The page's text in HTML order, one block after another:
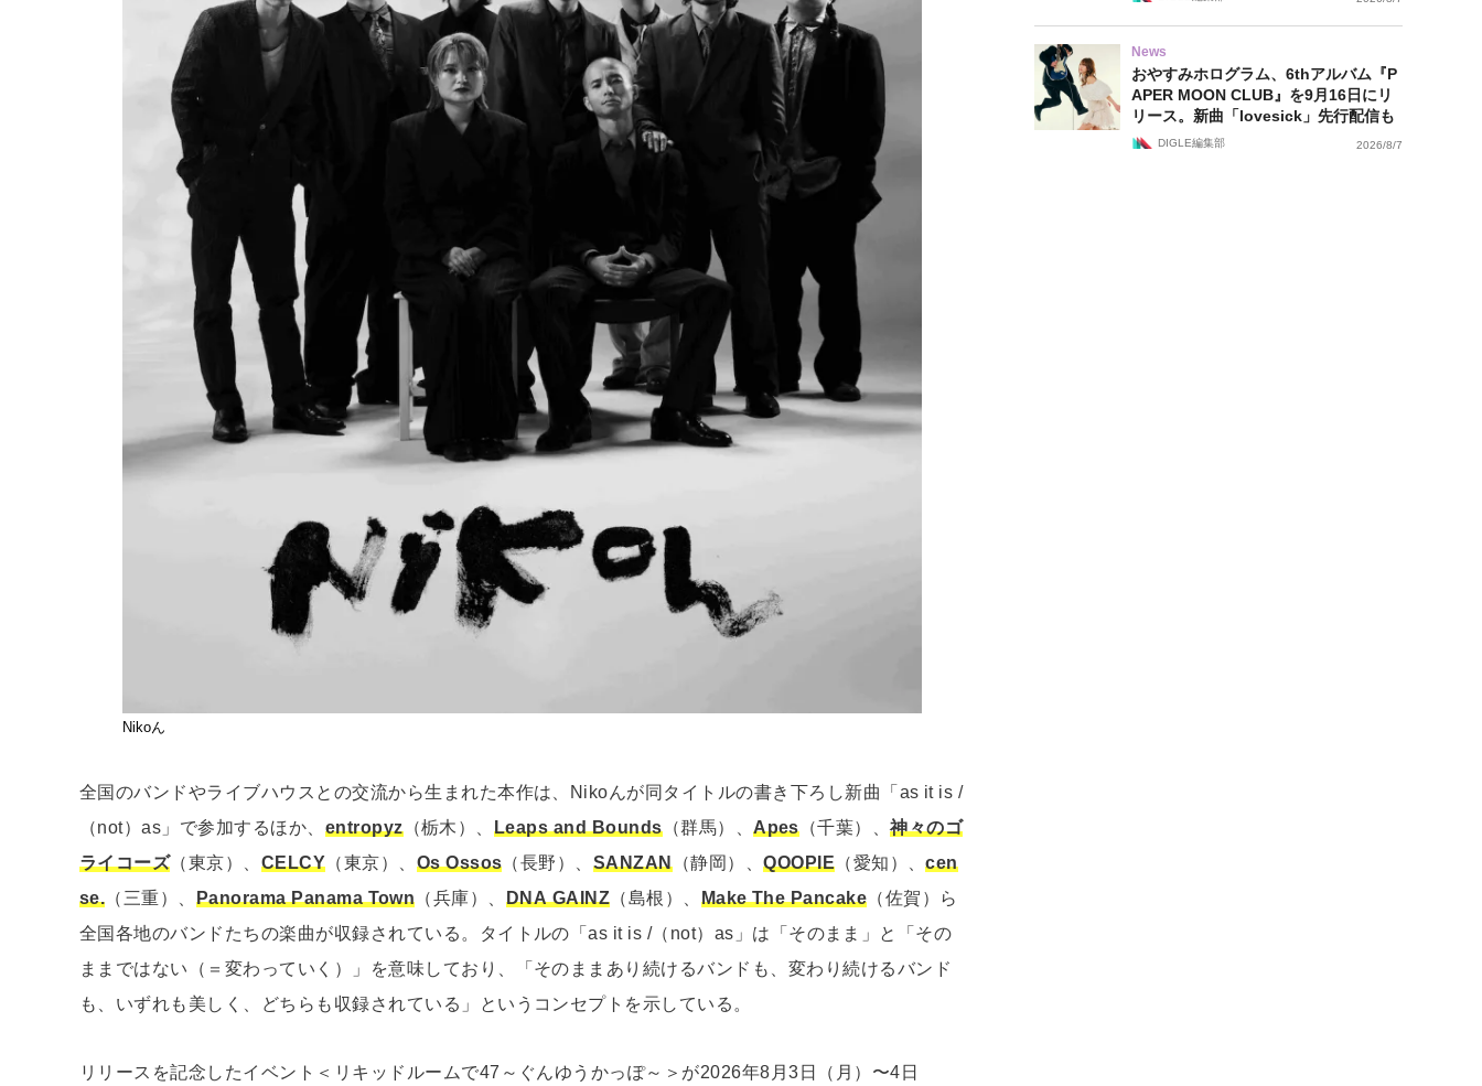
Nikoん
全国のバンドやライブハウスとの交流から生まれた本作は、Nikoんが同タイトルの書き下ろし新曲「as it is /
（not）as」で参加するほか、 entropyz（栃木）、 Leaps and Bounds（群馬）、Apes（千葉）、神々のゴ
ライコーズ（東京）、 CELCY （東京）、 Os Ossos （長野）、 SANZAN（静岡）、QOOPIE （愛知）、cen
se. （三重）、 Panorama Panama Town （兵庫）、 DNA GAINZ （島根）、 Make The Pancake （佐賀）ら
全国各地のバンドたちの楽曲が収録されている。タイトルの「as it is /（not）as」は「そのまま」と「その
ままではない（＝変わっていく）」を意味しており、「そのままあり続けるバンドも、変わり続けるバンド
も、いずれも美しく、どちらも収録されている」というコンセプトを示している。
リリースを記念したイベント＜リキッドルームで47～ぐんゆうかっぽ～＞が2026年8月3日（月）〜4日
News
おやすみホログラム、6thアルバム『P
APER MOON CLUB』を9月16日にリ
リース。新曲「lovesick」先行配信も
DIGLE編集部 2026/8/7